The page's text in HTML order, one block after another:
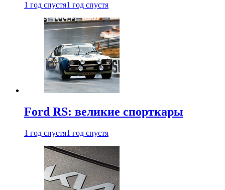
1 год спустя1 год спустя
Ford RS: великие спорткары
1 год спустя1 год спустя